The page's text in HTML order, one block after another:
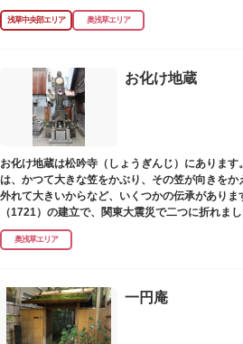
浅草名所七福神の特徴は福禄寿、寿老人が2社ず
るところ。九は数の究み、鳩と言う字にも使わ
絵馬をつけ、色紙・福絵に御朱印をいただきなが
江戸文化発祥の地といわれる浅草には、観音様の
に名所・旧跡があります。七福神をめぐる途中、
江戸文化の面影を偲んでみてはいかがでしょうか。
御利益にあやかりながらの散策は、福徳と心の安
しょう。
浅草中央部エリア 奥浅草エリア
お化け地蔵
お化け地蔵は松吟寺（しょうぎんじ）にあります
は、かつて大きな笠をかぶり、その笠が向きを
外れて大きいからなど、いくつかの伝承がありま
（1721）の建立で、関東大震災で二つに折れま
ています。常夜灯は、寛政2年（1790）に建てら
奥浅草エリア
一円庵